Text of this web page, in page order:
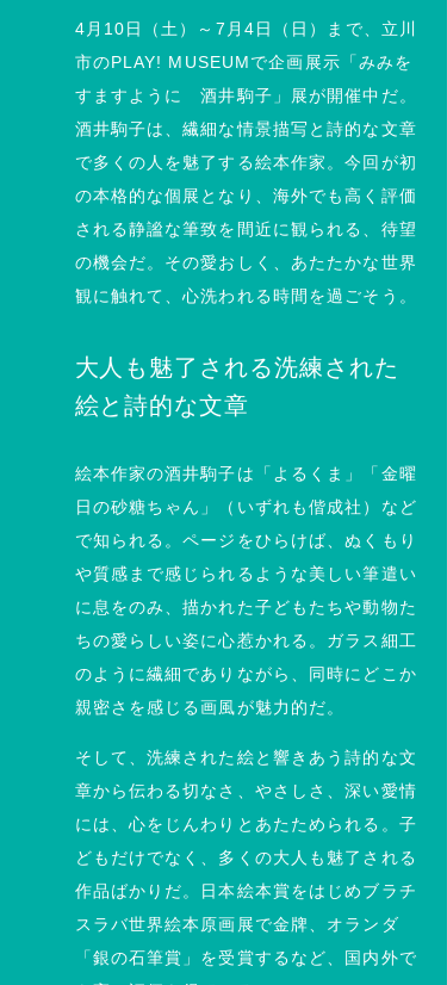
4月10日（土）～7月4日（日）まで、立川
市のPLAY! MUSEUMで企画展示「みみを
すますように 酒井駒子」展が開催中だ。
酒井駒子は、繊細な情景描写と詩的な文章
で多くの人を魅了する絵本作家。今回が初
の本格的な個展となり、海外でも高く評価
される静謐な筆致を間近に観られる、待望
の機会だ。その愛おしく、あたたかな世界
観に触れて、心洗われる時間を過ごそう。
大人も魅了される洗練された
絵と詩的な文章
絵本作家の酒井駒子は「よるくま」「金曜
日の砂糖ちゃん」（いずれも偕成社）など
で知られる。ページをひらけば、ぬくもり
や質感まで感じられるような美しい筆遣い
に息をのみ、描かれた子どもたちや動物た
ちの愛らしい姿に心惹かれる。ガラス細工
のように繊細でありながら、同時にどこか
親密さを感じる画風が魅力的だ。
そして、洗練された絵と響きあう詩的な文
章から伝わる切なさ、やさしさ、深い愛情
には、心をじんわりとあたためられる。子
どもだけでなく、多くの大人も魅了される
作品ばかりだ。日本絵本賞をはじめブラチ
スラバ世界絵本原画展で金牌、オランダ
「銀の石筆賞」を受賞するなど、国内外で